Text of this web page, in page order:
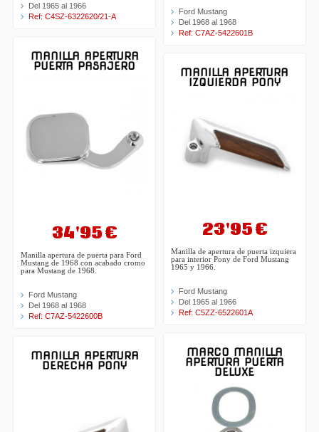
Del 1965 al 1966
Ref: C4SZ-6322620/21-A
MANILLA APERTURA
PUERTA PASAJERO
34'95 €
Manilla apertura de puerta para Ford
Mustang de 1968 con acabado cromo
para Mustang de 1968.
Ford Mustang
Del 1968 al 1968
Ref: C7AZ-5422600B
MANILLA APERTURA
DERECHA PONY
Ford Mustang
Del 1968 al 1968
Ref: C7AZ-5422601B
MANILLA APERTURA
IZQUIERDA PONY
23'95 €
Manilla de apertura de puerta izquiera
para interior Pony de Ford Mustang
1965 y 1966.
Ford Mustang
Del 1965 al 1966
Ref: C5ZZ-6522601A
MARCO MANILLA
APERTURA PUERTA
DELUXE